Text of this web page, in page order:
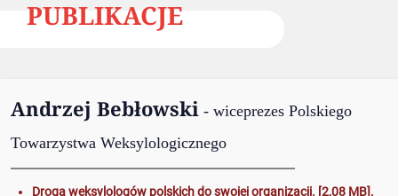
PUBLIKACJE
Andrzej Bebłowski - wiceprezes Polskiego
Towarzystwa Weksylologicznego
Droga weksylologów polskich do swojej organizacji. [2,08 MB].